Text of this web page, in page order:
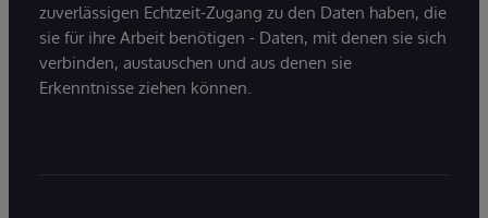
zuverlässigen Echtzeit-Zugang zu den Daten haben, die
sie für ihre Arbeit benötigen - Daten, mit denen sie sich
verbinden, austauschen und aus denen sie
Erkenntnisse ziehen können.